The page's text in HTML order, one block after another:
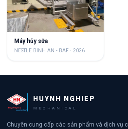
Máy hủy sữa
NESTLE BINH AN - BAF · 2026
HUYNH NGHIEP
MECHANICAL
Chuyên cung cấp các sản phẩm và dịch vụ